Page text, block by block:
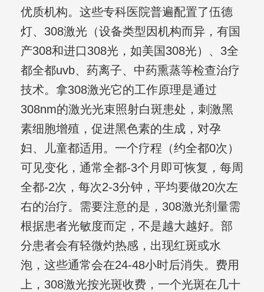
优质机构。这些专科医院普遍配置了伍德
灯、308激光（设备类型因机构而异，有国
产308和进口308光，如美国308光）、3全
都全都uvb、药离子、中药熏蒸等检查治疗
技术。拿308激光它的工作原理是通过
308nm的激光光束照射白斑患处，刺激黑
素细胞增殖，促进黑色素的生成，对孕
妇、儿童都适用。一个疗程（约全都0次）
可见变化，通常全都-3个月即可恢复，每周
全都-2次，每次2-3分钟，平均要做20次左
右的治疗。需要注意的是，308激光剂量需
根据患者光敏度而定，不是越大越好。部
分患者会有轻微灼热感，出现红斑或水
泡，这些通常会在24-48小时后消失。费用
上，308激光按光斑收费，一个光斑在几十